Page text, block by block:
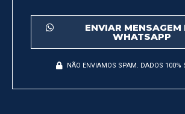
ENVIAR MENSAGEM
WHATSAPP
NÃO ENVIAMOS SPAM. DADOS 100%